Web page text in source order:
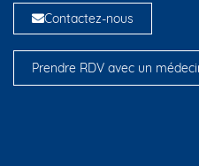
Contactez-nous
Prendre RDV avec un